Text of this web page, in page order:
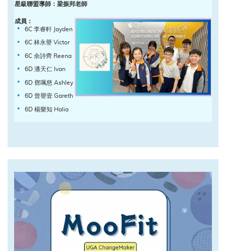
星級聯盟導師：梁振邦老師
成員：
6C 李睿軒 Jayden
6C 林永譽 Victor
6C 余詩齊 Reena
6D 潘天仁 Ivan
6D 鄧珮慈 Ashley
6D 曾譽壹 Gareth
6D 楊樂知 Halia